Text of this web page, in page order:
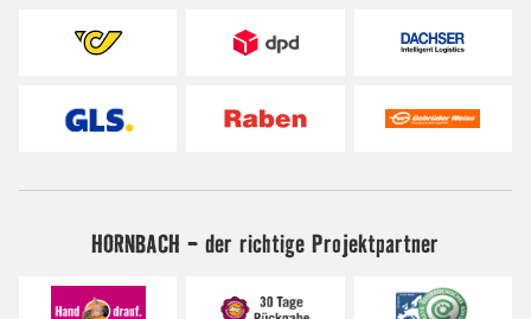
HORNBACH - der richtige Projektpartner